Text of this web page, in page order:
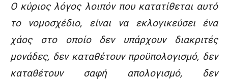
Ο κύριος λόγος λοιπόν που κατατίθεται αυτό
το νομοσχέδιο, είναι να εκλογικεύσει ένα
χάος στο οποίο δεν υπάρχουν διακριτές
μονάδες, δεν καταθέτουν προϋπολογισμό, δεν
καταθέτουν σαφή απολογισμό, δεν